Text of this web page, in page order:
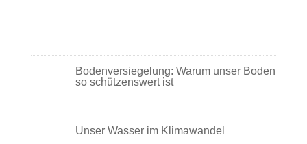
Bodenversiegelung: Warum unser Boden
so schützenswert ist
Unser Wasser im Klimawandel